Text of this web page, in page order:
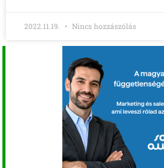
2022.11.19. Nincs hozzászólás